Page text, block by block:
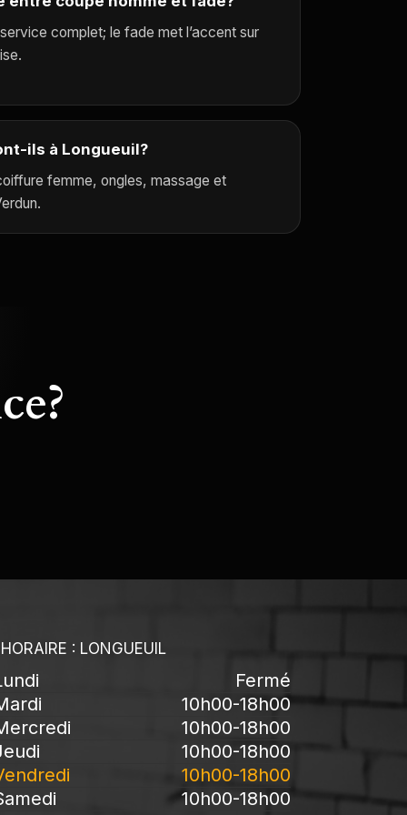
complet; le fade met l’accent sur
ils à Longueuil?
femme, ongles, massage et
HORAIRE : LONGUEUIL
Fermé
10h00-18h00
10h00-18h00
10h00-18h00
10h00-18h00
10h00-18h00